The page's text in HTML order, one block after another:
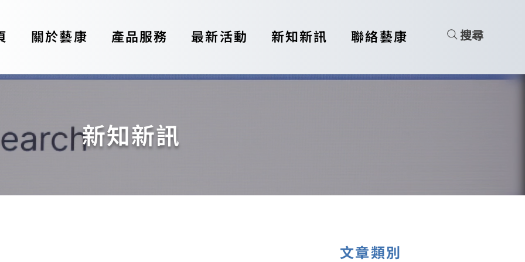
關於藝康 產品服務 最新活動 新知新訊 聯絡藝康 搜尋
新知新訊
文章類別